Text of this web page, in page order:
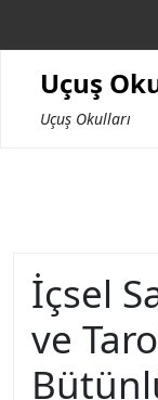
Uçuş
Uçuş Okulları
İçsel
ve